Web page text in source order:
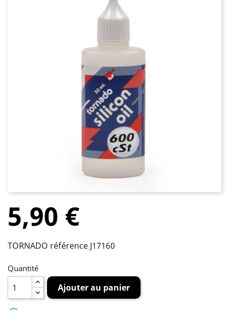
5,90 €
TORNADO référence J17160
Quantité
Ajouter au panier